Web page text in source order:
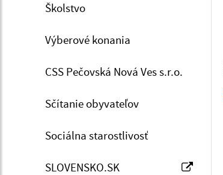
Školstvo
Výberové konania
CSS Pečovská Nová Ves s.r.o.
Sčítanie obyvateľov
Sociálna starostlivosť
SLOVENSKO.SK